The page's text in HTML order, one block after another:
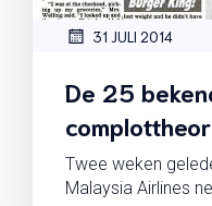
31 JULI 2014
De 25
Twee weken
Malaysia Airlines